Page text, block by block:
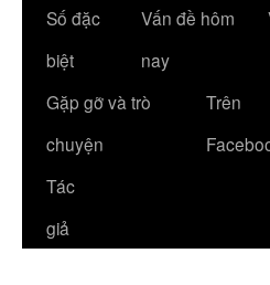
Số đặc
biệt
Vấn đề hôm
nay
Gặp gỡ và trò
chuyện
Trên
Tác
giả